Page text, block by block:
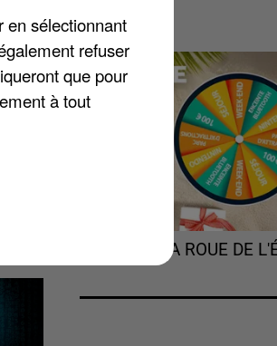
sur
TOURNEZ LA ROUE DE
en sélectionnant
refuser
que pour
à tout